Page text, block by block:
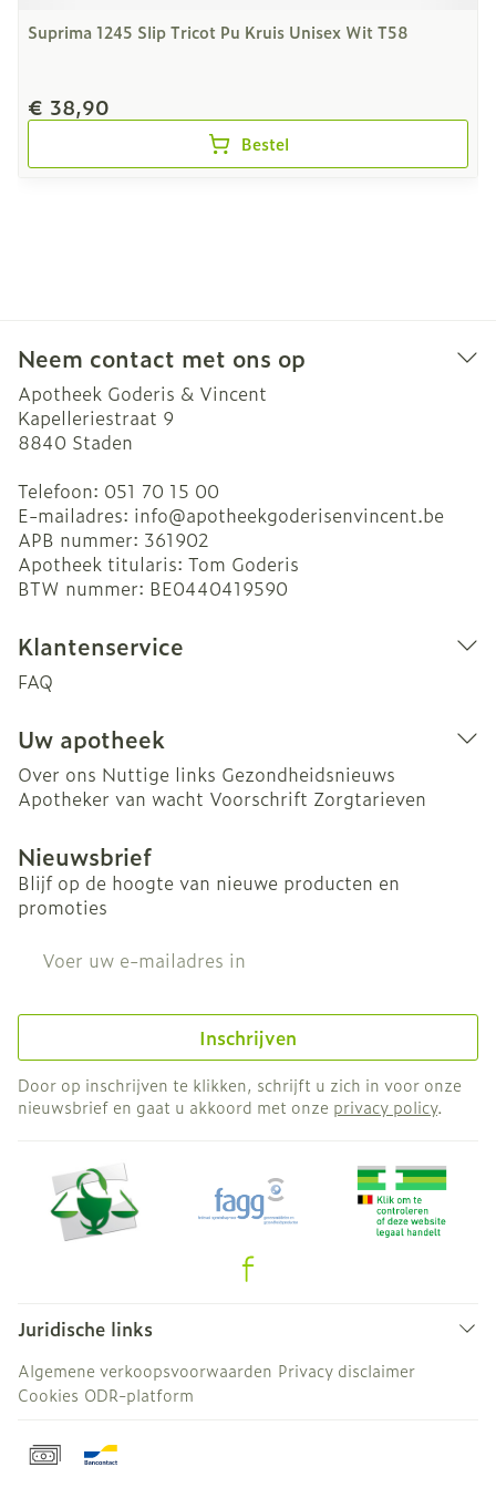
Suprima 1245 Slip Tricot Pu Kruis Unisex Wit T58
€ 38,90
Bestel
Neem contact met ons op
Apotheek Goderis & Vincent
Kapelleriestraat 9
8840 Staden
Telefoon: 051 70 15 00
E-mailadres: info@apotheekgoderisenvincent.be
APB nummer: 361902
Apotheek titularis: Tom Goderis
BTW nummer: BE0440419590
Klantenservice
FAQ
Uw apotheek
Over ons Nuttige links Gezondheidsnieuws
Apotheker van wacht Voorschrift Zorgtarieven
Nieuwsbrief
Blijf op de hoogte van nieuwe producten en
promoties
Inschrijven
Door op inschrijven te klikken, schrijft u zich in voor onze
nieuwsbrief en gaat u akkoord met onze privacy policy.
Juridische links
Algemene verkoopsvoorwaarden Privacy disclaimer
Cookies ODR-platform